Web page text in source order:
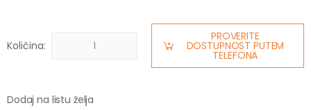
Količina:
PROVERITE
DOSTUPNOST PUTEM
TELEFONA
Dodaj na listu želja